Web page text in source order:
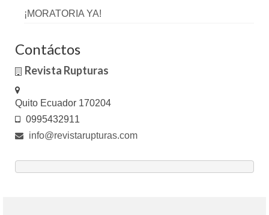
¡MORATORIA YA!
Contáctos
Revista Rupturas
Quito Ecuador 170204
0995432911
info@revistarupturas.com